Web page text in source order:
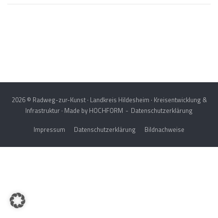
2026 © Radweg-zur-Kunst · Landkreis Hildesheim · Kreisentwicklung &
Infrastruktur · Made by HOCHFORM
Datenschutzerklärung
Impressum
Datenschutzerklärung Bildnachweise